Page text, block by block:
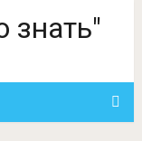
знать"